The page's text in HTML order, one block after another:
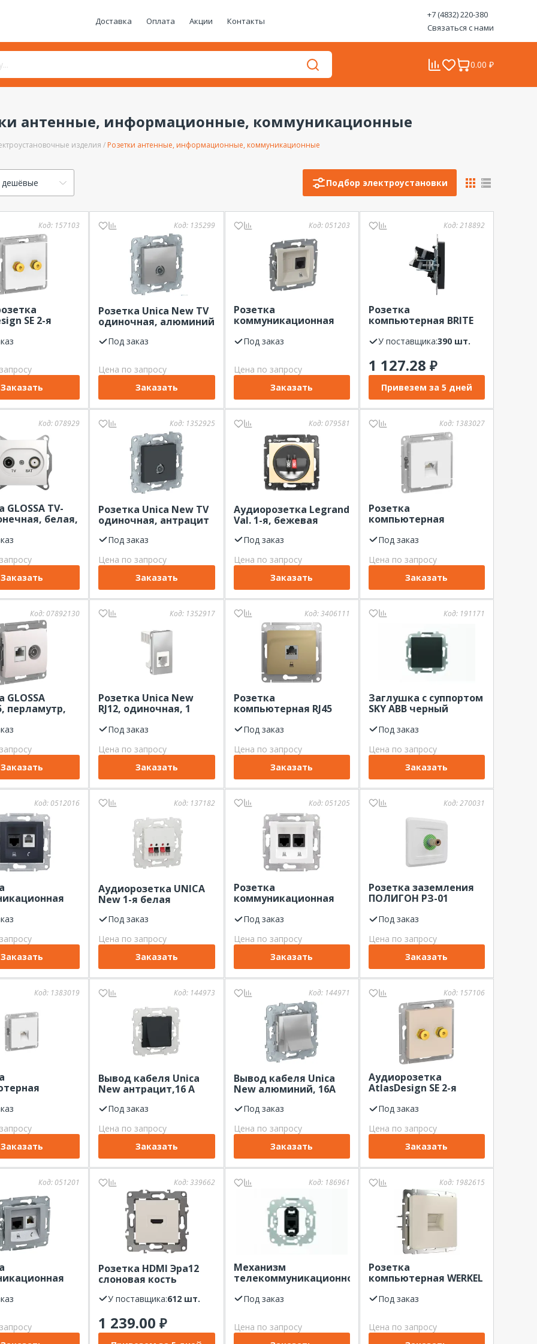
Доставка Оплата Акции Контакты
+7 (4832) 220-380
Связаться с нами
0.00 ₽
антенные, информационные, коммуникационные
изделия Розетки антенные, информационные, коммуникационные
дешёвые Подбор электроустановки
Код: 157103
SE 2-я
Заказать
Код: 135299
Розетка Unica New TV
одиночная, алюминий
Под заказ
Цена по запросу
Заказать
Код: 051203
Розетка
коммуникационная
кат. 5е
Под заказ
Цена по запросу
Заказать
Код:218892
Розетка
компьютерная BRITE
У поставщика: 390 шт.
1 127.28 ₽
Привезем за 5 дней
Код: 078929
GLOSSA TV-
белая,
Заказать
Код: 1352925
Розетка Unica New TV
одиночная, антрацит
Под заказ
Цена по запросу
Заказать
Код: 079581
Аудиорозетка Legrand
Val. 1-я, бежевая
Под заказ
Цена по запросу
Заказать
Код: 1383027
Розетка
компьютерная
AtlasDesign SE лотос
Под заказ
Цена по запросу
Заказать
Код: 07892130
GLOSSA
перламутр,
Заказать
Код: 1352917
Розетка Unica New
RJ12, одиночная, 1
Под заказ
Цена по запросу
Заказать
Код:3406111
Розетка
компьютерная RJ45
GLOSSA скр.уст. Титан
Под заказ
Цена по запросу
Заказать
Код: 191171
Заглушка с суппортом
SKY ABB черный
Под заказ
Цена по запросу
Заказать
Код: 0512016
Заказать
Код: 137182
Аудиорозетка UNICA
New 1-я белая
Под заказ
Цена по запросу
Заказать
Код: 051205
Розетка
коммуникационная
кат. 5е
Под заказ
Цена по запросу
Заказать
Код:270031
Розетка заземления
ПОЛИГОН РЗ-01
Под заказ
Цена по запросу
Заказать
Код: 1383019
Заказать
Код: 144973
Вывод кабеля Unica
New антрацит,16 А
Под заказ
Цена по запросу
Заказать
Код: 144971
Вывод кабеля Unica
New алюминий, 16А
Под заказ
Цена по запросу
Заказать
Код: 157106
Аудиорозетка
AtlasDesign SE 2-я
Под заказ
Цена по запросу
Заказать
Код: 051201
кат.5е
Код:339662
Розетка HDMI Эра12
слоновая кость
У поставщика: 612 шт.
1 239.00₽
Код: 186961
Механизм
телекоммуникационной
универсальной
розетки SKY/SKY Moon
RJ45, категория 5е,
8118
Под заказ
Цена по запросу
Код: 1982615
Розетка
компьютерная WERKEL
айвори матовый
Под заказ
Цена по запросу